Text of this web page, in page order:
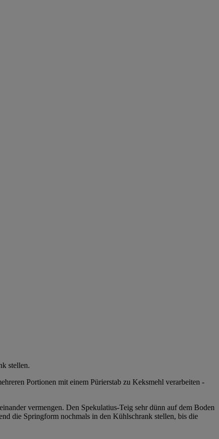
stellen.
Portionen mit einem Pürierstab zu Keksmehl verarbeiten -
vermengen. Den Spekulatius-Teig sehr dünn auf dem Boden
die Springform nochmals in den Kühlschrank stellen, bis die